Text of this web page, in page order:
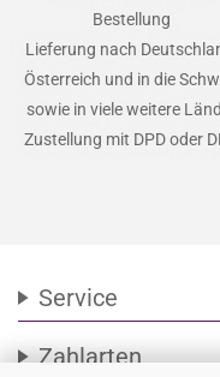
Bestellung
Lieferung nach
Österreich und in die
sowie in viele weitere
Zustellung mit DPD oder
Service
Zahlarten